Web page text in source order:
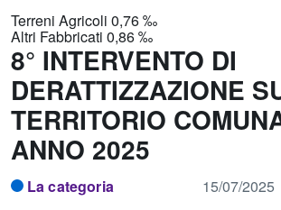
Terreni Agricoli 0,76 ‰
Altri Fabbricati 0,86 ‰
8° INTERVENTO DI
DERATTIZZAZIONE
TERRITORIO
ANNO 2025
La categoria 15/07/2025